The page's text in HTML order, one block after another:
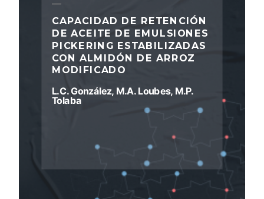
CAPACIDAD DE RETENCIÓN
DE ACEITE DE EMULSIONES
PICKERING ESTABILIZADAS
CON ALMIDÓN DE ARROZ
MODIFICADO
L.C. González, M.A. Loubes, M.P.
Tolaba